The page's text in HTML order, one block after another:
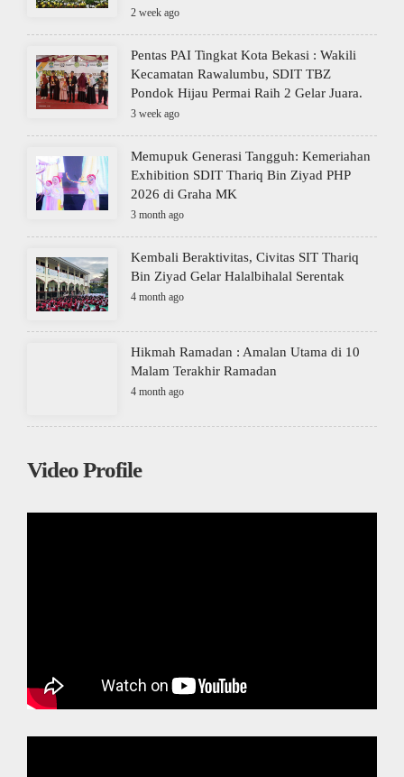
2 week ago
Pentas PAI Tingkat Kota Bekasi : Wakili
Kecamatan Rawalumbu, SDIT TBZ
Pondok Hijau Permai Raih 2 Gelar Juara.
3 week ago
Memupuk Generasi Tangguh: Kemeriahan
Exhibition SDIT Thariq Bin Ziyad PHP
2026 di Graha MK
3 month ago
Kembali Beraktivitas, Civitas SIT Thariq
Bin Ziyad Gelar Halalbihalal Serentak
4 month ago
Hikmah Ramadan : Amalan Utama di 10
Malam Terakhir Ramadan
4 month ago
Video Profile